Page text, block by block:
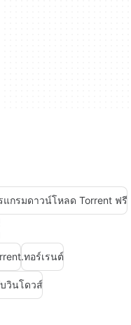
แกรมดาวน์โหลด Torrent ฟรี
.ทอร์เรนต์
วินโดวส์